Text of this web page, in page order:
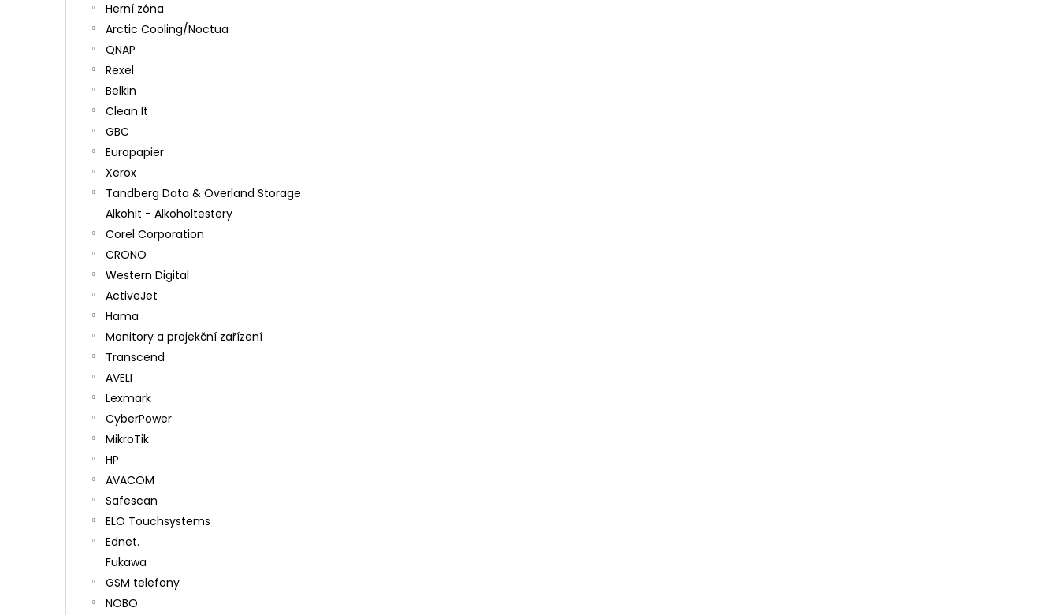
Herní zóna
Arctic Cooling/Noctua
QNAP
Rexel
Belkin
Clean It
GBC
Europapier
Xerox
Tandberg Data & Overland Storage
Alkohit - Alkoholtestery
Corel Corporation
CRONO
Western Digital
ActiveJet
Hama
Monitory a projekční zařízení
Transcend
AVELI
Lexmark
CyberPower
MikroTik
HP
AVACOM
Safescan
ELO Touchsystems
Ednet.
Fukawa
GSM telefony
NOBO